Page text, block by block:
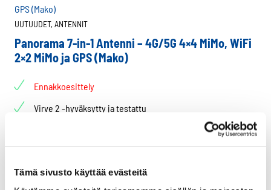
Tämä sivusto käyttää evästeitä
UUTUUDET, ANTENNIT
Panorama 7-in-1 Antenni – 4G/5G 4×4 MiMo, WiFi
2×2 MiMo ja GPS (Mako)
Ennakkoesittely
Virve 2 -hyväksytty ja testattu